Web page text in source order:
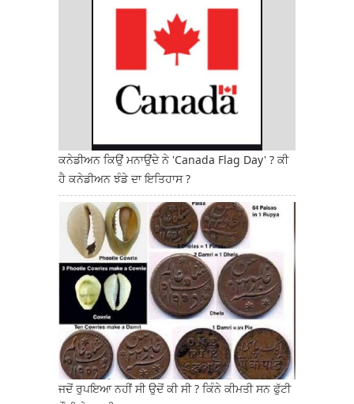
ਕਨੇਡੀਅਨ ਕਿਉਂ ਮਨਾਉਂਦੇ ਨੇ 'Canada Flag Day' ? ਕੀ
ਹੈ ਕਨੇਡੀਅਨ ਝੰਡੇ ਦਾ ਇਤਿਹਾਸ ?
ਜਦੋਂ ਰੁਪਇਆ ਨਹੀਂ ਸੀ ਉਦੋਂ ਕੀ ਸੀ ? ਕਿੰਨੇ ਕੀਮਤੀ ਸਨ ਫੁੱਟੀ